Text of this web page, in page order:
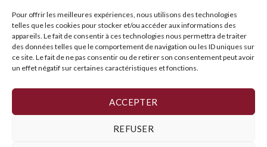
Pour offrir les meilleures expériences, nous utilisons des technologies
telles que les cookies pour stocker et/ou accéder aux informations des
appareils. Le fait de consentir à ces technologies nous permettra de traiter
des données telles que le comportement de navigation ou les ID uniques sur
ce site. Le fait de ne pas consentir ou de retirer son consentement peut avoir
un effet négatif sur certaines caractéristiques et fonctions.
ACCEPTER
REFUSER
LIRE LA SUITE